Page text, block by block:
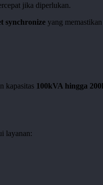
jika diperlukan.
synchronize yang
kapasitas 100kVA hingga
layanan: